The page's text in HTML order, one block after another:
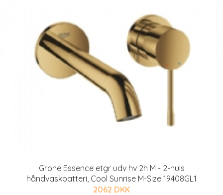
Grohe Essence etgr udv hv 2h M - 2-huls
håndvaskbatteri, Cool Sunrise M-Size 19408GL1
2062 DKK